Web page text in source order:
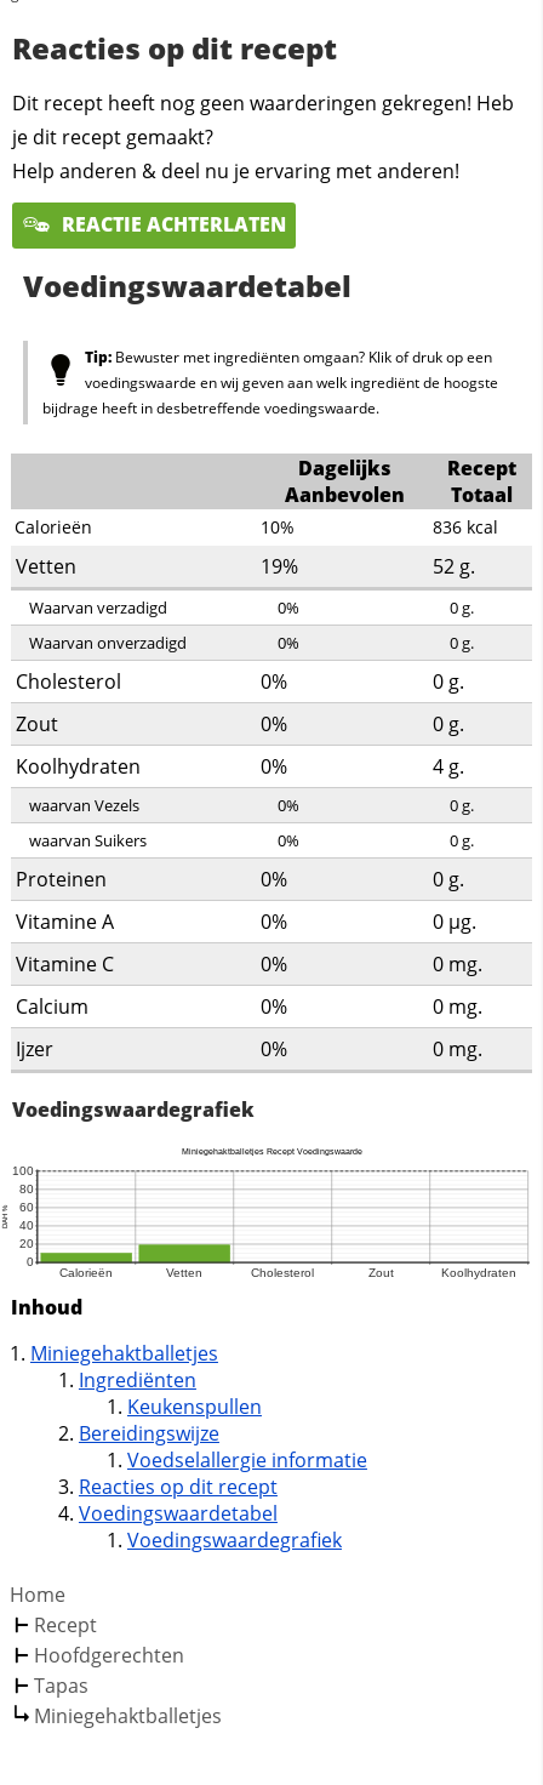
Reacties op dit recept
Dit recept heeft nog geen waarderingen gekregen! Heb
je dit recept gemaakt?
Help anderen & deel nu je ervaring met anderen!
REACTIE ACHTERLATEN
Voedingswaardetabel
Tip:Bewuster met ingrediënten omgaan? Klik of druk op een
voedingswaarde en wij geven aan welk ingrediënt de hoogste
bijdrage heeft in desbetreffende voedingswaarde.
Dagelijks
Aanbevolen
Recept
Totaal
Calorieën 10% 836 kcal
Vetten 19% 52 g.
Waarvan verzadigd 0% 0g.
Waarvan onverzadigd
0% 0g.
Cholesterol 0% 0 g.
Zout
0% 0 g.
Koolhydraten
0% 4 g.
waarvan Vezels 0% 0g.
waarvan Suikers
0% 0g.
Proteinen 0% 0 g.
Vitamine A
0% 0 µg.
Vitamine C
0% 0 mg.
Calcium
0% 0 mg.
Ijzer
0% 0 mg.
Voedingswaardegrafiek
Inhoud
Miniegehaktballetjes
Ingrediënten
Keukenspullen
Bereidingswijze
Voedselallergie informatie
Reacties op dit recept
Voedingswaardetabel
Voedingswaardegrafiek
Home
Recept
Hoofdgerechten
Tapas
Miniegehaktballetjes